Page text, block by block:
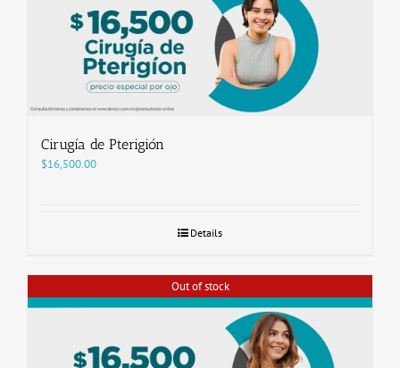
Cirugía de Pterigión
$16,500.00
Details
Out of stock